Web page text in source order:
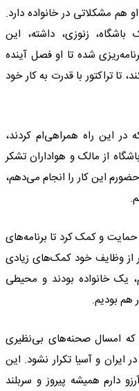
هم مشکلاتی در خانواده دارد.
باشگاه، زنوزی، داشته، این
شده تا او فصل آینده
تا تراکتور با قدرت به کار خود
در این راه همراهی‌ام کردند،
از مالک و هواداران تشکر
این کار را انجام می‌دهم،
حمایت و کمک کرد تا برنامه‌های
از وظایف خود کمک‌های زیادی
یک خانواده بودند و محیطی
هم بودیم.
که امسال صحنه‌های بی‌نظیری
و آسیا تکرار نشود. این
دارم همیشه پیروز و سربلند